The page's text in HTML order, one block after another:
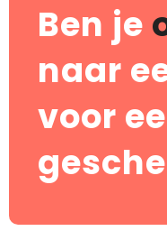
Ben je
naar
voor